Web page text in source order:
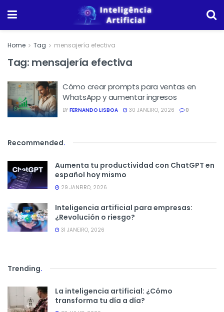
Home Tag mensajería efectiva
Tag: mensajería efectiva
Cómo crear prompts para ventas en
WhatsApp y aumentar ingresos
BY FERNANDO LISBOA 30 JANEIRO, 2026 0
Recommended.
Aumenta tu productividad con ChatGPT en
español hoy mismo
29 JANEIRO, 2026
Inteligencia artificial para empresas:
¿Revolución o riesgo?
31 JANEIRO, 2026
Trending.
La inteligencia artificial: ¿Cómo
transforma tu día a día?